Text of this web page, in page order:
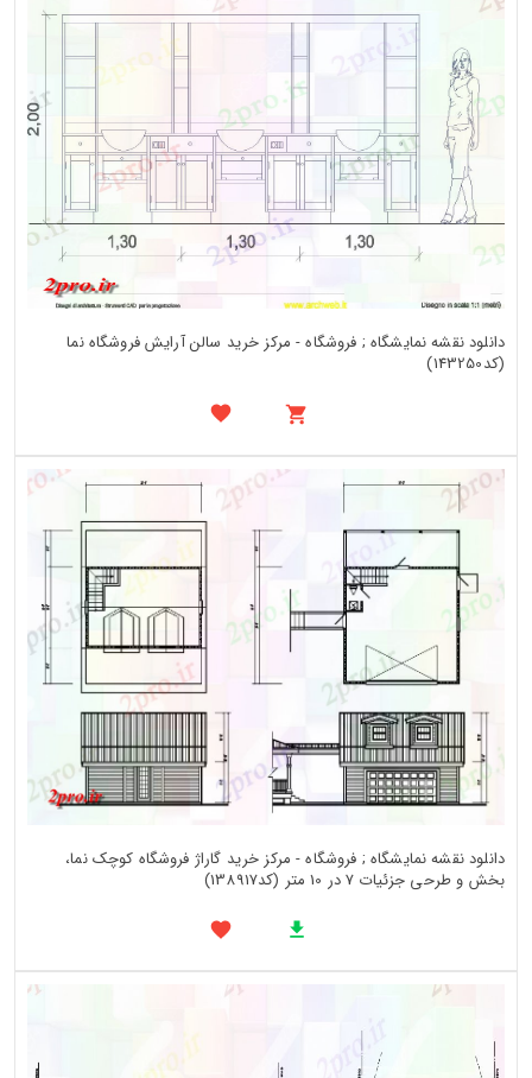
دانلود نقشه نمایشگاه ; فروشگاه - مرکز خرید سالن آرایش فروشگاه نما
(کد143250)
دانلود نقشه نمایشگاه ; فروشگاه - مرکز خرید گاراژ فروشگاه کوچک نما،
بخش و طرحی جزئیات 7 در 10 متر (کد138917)